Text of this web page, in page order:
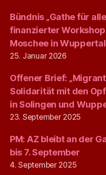
Bündnis „Gathe für
finanzierter
Moschee in
25. Januar 2026
Offener Brief:
Solidarität mit den
in Solingen und
23. September 2025
PM: AZ bleibt an der
bis 7. September
4. September 2025